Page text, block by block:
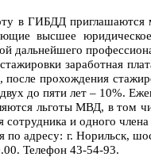
в ГИБДД приглашаются
высшее юридическое
дальнейшего
заработная
после прохождения
до пяти лет – 10%.
льготы МВД, в том
сотрудника и одного
по адресу: г. Норильск,
Телефон 43-54-93.